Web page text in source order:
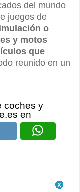
del mundo
juegos de
o
y motos
que
reunido en un
coches y
en